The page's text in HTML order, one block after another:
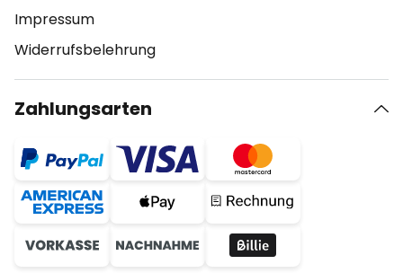
Impressum
Widerrufsbelehrung
Zahlungsarten